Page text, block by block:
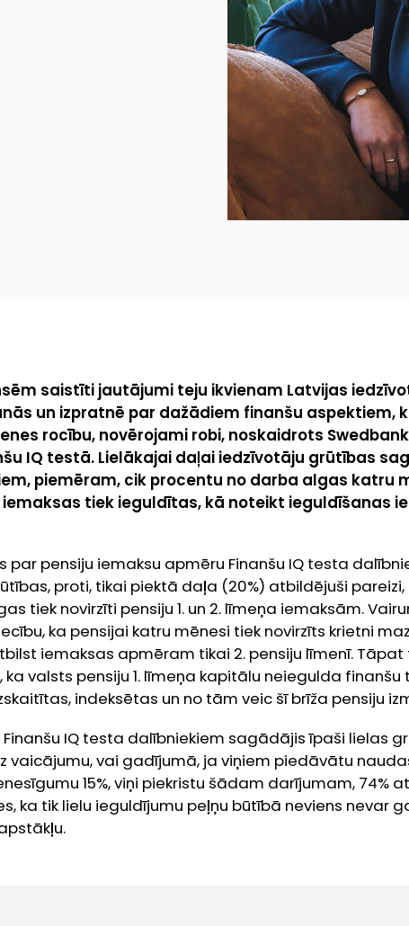
saistīti jautājumi teju ikvienam Latvijas
un izpratnē par dažādiem finanšu aspektiem,
rocību, novērojami robi, noskaidrots
IQ testā. Lielākajai daļai iedzīvotāju grūtības
piemēram, cik procentu no darba algas katru
iemaksas tiek ieguldītas, kā noteikt ieguldīšanas
par pensiju iemaksu apmēru Finanšu IQ testa
proti, tikai piektā daļa (20%) atbildējuši pareizi,
tiek novirzīti pensiju 1. un 2. līmeņa iemaksām.
ka pensijai katru mēnesi tiek novirzīts krietni
iemaksas apmēram tikai 2. pensiju līmenī. Tāpat
ka valsts pensiju 1. līmeņa kapitālu neiegulda
indeksētas un no tām veic šī brīža pensiju
IQ testa dalībniekiem sagādājis īpaši lielas
vaicājumu, vai gadījumā, ja viņiem piedāvātu
15%, viņi piekristu šādam darījumam, 74%
ka tik lielu ieguldījumu peļņu būtībā neviens nevar